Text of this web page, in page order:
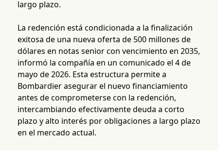
largo plazo.
La redención está condicionada a la finalización
exitosa de una nueva oferta de 500 millones de
dólares en notas senior con vencimiento en 2035,
informó la compañía en un comunicado el 4 de
mayo de 2026. Esta estructura permite a
Bombardier asegurar el nuevo financiamiento
antes de comprometerse con la redención,
intercambiando efectivamente deuda a corto
plazo y alto interés por obligaciones a largo plazo
en el mercado actual.